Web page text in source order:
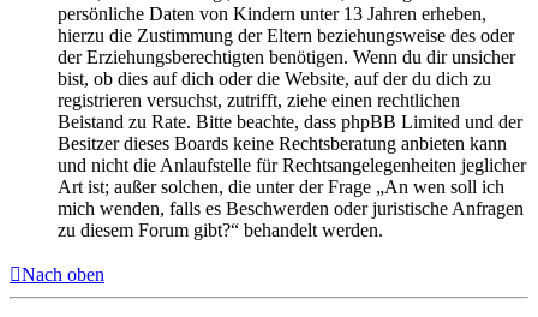
persönliche Daten von Kindern unter 13 Jahren erheben,
hierzu die Zustimmung der Eltern beziehungsweise des oder
der Erziehungsberechtigten benötigen. Wenn du dir unsicher
bist, ob dies auf dich oder die Website, auf der du dich zu
registrieren versuchst, zutrifft, ziehe einen rechtlichen
Beistand zu Rate. Bitte beachte, dass phpBB Limited und der
Besitzer dieses Boards keine Rechtsberatung anbieten kann
und nicht die Anlaufstelle für Rechtsangelegenheiten jeglicher
Art ist; außer solchen, die unter der Frage „An wen soll ich
mich wenden, falls es Beschwerden oder juristische Anfragen
zu diesem Forum gibt?“ behandelt werden.
Nach oben